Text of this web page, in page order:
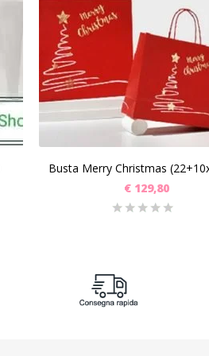
SCEGLI
€129,80